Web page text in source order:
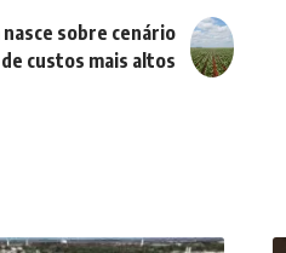
sobre cenário
custos mais altos